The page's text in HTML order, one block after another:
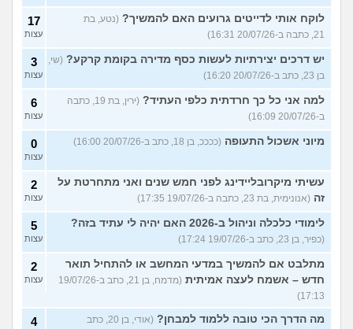
לוקח אותי לדייטים גרועים האם להמשיך? (נטע, בת
21, כתבה ב-20/07/26 16:31)
17
עצות
יש דרכים יצירתיות לעשות כסף מדירה בקומת קרקע? (שי,
בן 23, כתב ב-20/07/26 16:20)
3
עצות
למה אני כל כך חרדתית כלפי העתיד?
(ירין, בת 19, כתבה
ב-20/07/26 16:09)
6
עצות
מיוני אשכול התעופה (ככככ, בן 18, כתב ב-20/07/26 16:00) 0
עצות
עשיתי מיקרובליידינג לפני חמש שנים ואני מתחרטת על
זה (אנונימית, בת 23, כתבה ב-19/07/26 17:35)
2
עצות
לימודי כלכלה וניהול ב-2026 האם יהיה לי עתיד בזה?
(כפיר, בן 23, כתב ב-19/07/26 17:24)
5
עצות
מתלבט אם להמשיך במדעי המחשב או להתחיל תואר
חדש – אשמח לעצה אמיתית
(מדמח, בן 21, כתב ב-19/07/26
17:13)
2
עצות
מה הדרך הכי טובה ללמוד למבחן?
(אודי, בן 20, כתב
4